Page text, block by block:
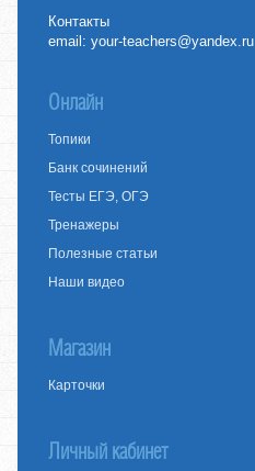
Контакты
email:your-teachers@yandex.ru
Онлайн
Топики
Банк сочинений
Тесты ЕГЭ, ОГЭ
Тренажеры
Полезные статьи
Наши видео
Магазин
Карточки
Личный кабинет